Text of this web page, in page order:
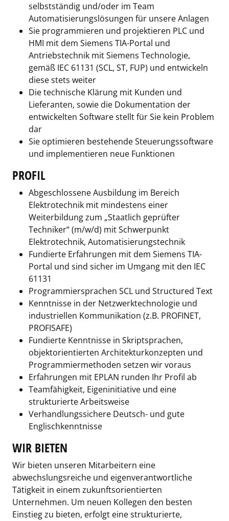
selbstständig und/oder im Team
Automatisierungslösungen für unsere Anlagen
Sie programmieren und projektieren PLC und
HMI mit dem Siemens TIA-Portal und
Antriebstechnik mit Siemens Technologie,
gemäß IEC 61131 (SCL, ST, FUP) und entwickeln
diese stets weiter
Die technische Klärung mit Kunden und
Lieferanten, sowie die Dokumentation der
entwickelten Software stellt für Sie kein Problem
dar
Sie optimieren bestehende Steuerungssoftware
und implementieren neue Funktionen
PROFIL
Abgeschlossene Ausbildung im Bereich
Elektrotechnik mit mindestens einer
Weiterbildung zum „Staatlich geprüfter
Techniker“ (m/w/d) mit Schwerpunkt
Elektrotechnik, Automatisierungstechnik
Fundierte Erfahrungen mit dem Siemens TIA-
Portal und sind sicher im Umgang mit den IEC
61131
Programmiersprachen SCL und Structured Text
Kenntnisse in der Netzwerktechnologie und
industriellen Kommunikation (z.B. PROFINET,
PROFISAFE)
Fundierte Kenntnisse in Skriptsprachen,
objektorientierten Architekturkonzepten und
Programmiermethoden setzen wir voraus
Erfahrungen mit EPLAN runden Ihr Profil ab
Teamfähigkeit, Eigeninitiative und eine
strukturierte Arbeitsweise
Verhandlungssichere Deutsch- und gute
Englischkenntnisse
WIR BIETEN
Wir bieten unseren Mitarbeitern eine
abwechslungsreiche und eigenverantwortliche
Tätigkeit in einem zukunftsorientierten
Unternehmen. Um neuen Kollegen den besten
Einstieg zu bieten, erfolgt eine strukturierte,